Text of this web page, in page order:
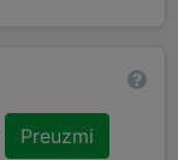
Preuzmi